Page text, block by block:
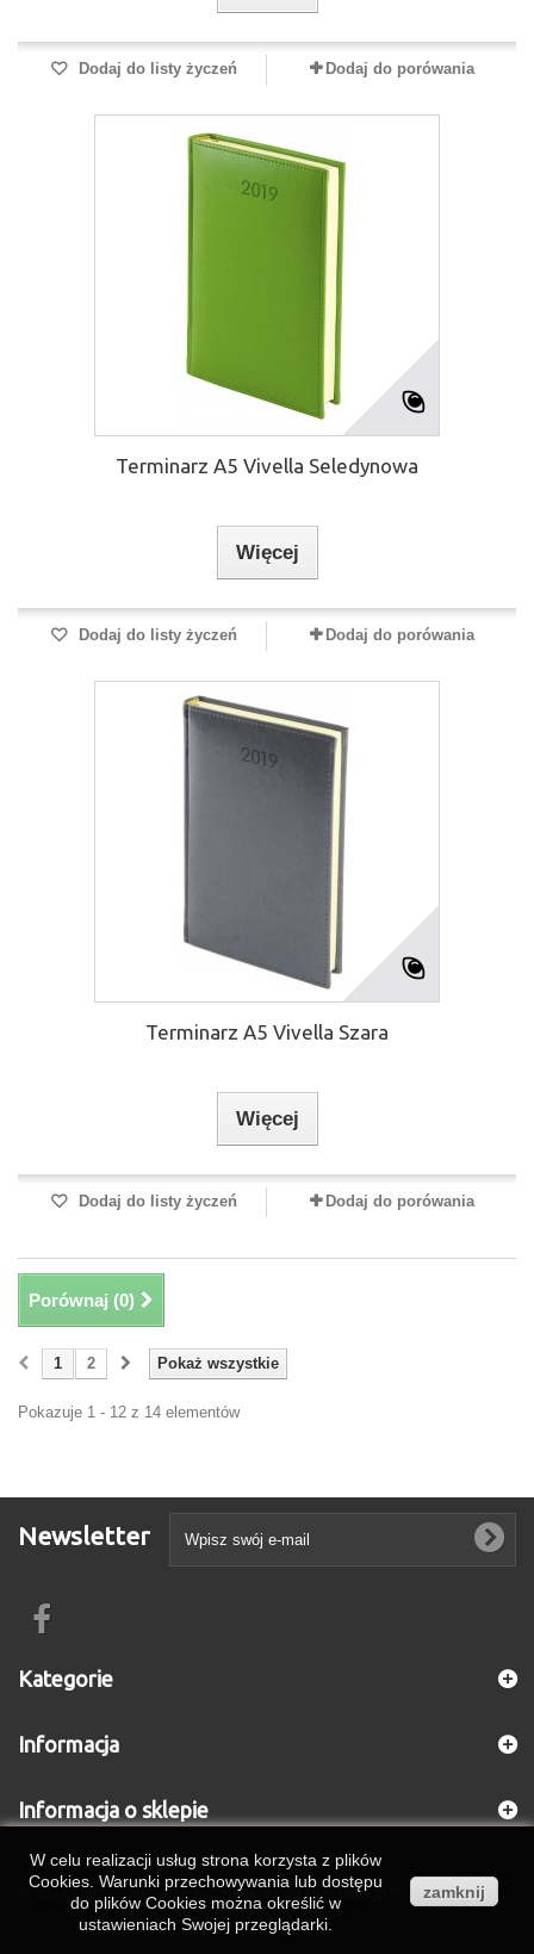
Dodaj do listy życzeń Dodaj do porówania
Terminarz A5 Vivella Seledynowa
Więcej
Dodaj do listy życzeń Dodaj do porówania
Terminarz A5 Vivella Szara
Więcej
Dodaj do listy życzeń Dodaj do porówania
Porównaj (0)
Pokaż wszystkie
1 2
Pokazuje 1 - 12 z 14 elementów
Newsletter
Kategorie
Informacja
© 2014Oprogramowanie e-commerce od PrestaShop™
Informacja o sklepie
W celu realizacji usług strona korzysta z plików
Cookies. Warunki przechowywania lub dostępu
do plików Cookies można określić w
ustawieniach Swojej przeglądarki.
zamknij